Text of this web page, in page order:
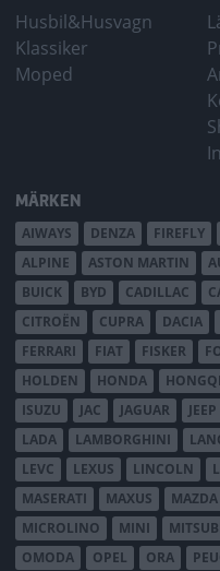
Husbil&Husvagn
Klassiker
Moped
MÄRKEN
AIWAYS DENZA FIREFLY
ALPINE
ASTON MARTIN
BUICK
BYD CADILLAC
CITROËN
CUPRA DACIA
FERRARI
FIAT FISKER
HOLDEN
HONDA HONGQI
ISUZU
JAC JAGUAR JEEP
LADA
LAMBORGHINI
LEVC
LEXUS LINCOLN
MASERATI
MAXUS MAZDA
MICROLINO
MINI
OMODA
OPEL ORA